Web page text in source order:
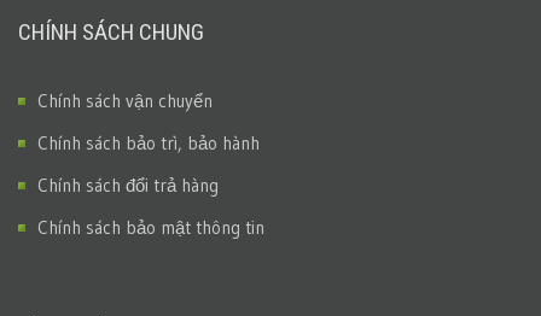
CHÍNH SÁCH CHUNG
Chính sách vận chuyển
Chính sách bảo trì, bảo hành
Chính sách đổi trả hàng
Chính sách bảo mật thông tin